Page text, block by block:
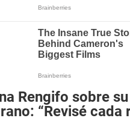
Rengifo sobre
“Revisé cada